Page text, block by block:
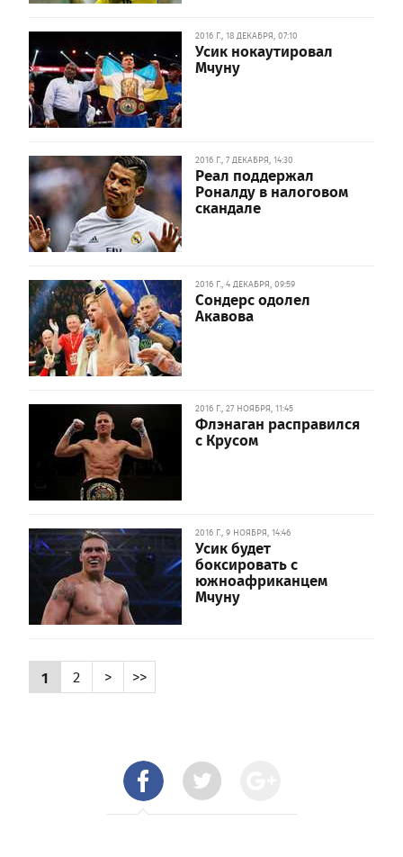
2016 Г., 18 ДЕКАБРЯ, 07:10
Усик нокаутировал
Мчуну
2016 Г., 7 ДЕКАБРЯ, 14:30
Реал поддержал
Роналду в налоговом
скандале
2016 Г., 4 ДЕКАБРЯ, 09:59
Сондерс одолел
Акавова
2016 Г., 27 НОЯБРЯ, 11:45
Флэнаган расправился
с Крусом
2016 Г., 9 НОЯБРЯ, 14:46
Усик будет
боксировать с
южноафриканцем
Мчуну
1 2 > >>